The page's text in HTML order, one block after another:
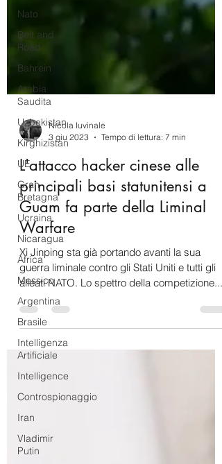
Nato
Belt and
Road
Bahrein
Arabia
Saudita
Uzbekistan
Kirghizistan
UE
Gran
Bretagna
Ucraina
Nicaragua
Africa
Messico
Argentina
Brasile
Intelligenza
Artificiale
Intelligence
Controspionaggio
Iran
Vladimir
Putin
Nicola Iuvinale
3 giu 2023
Tempo di lettura: 7 min
L'attacco hacker cinese alle
principali basi statunitensi a
Guam fa parte della Liminal
Warfare
Xi Jinping sta già portando avanti la sua
guerra liminale contro gli Stati Uniti e tutti gli
alleati NATO. Lo spettro della competizione...